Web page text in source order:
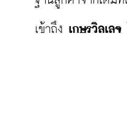
เข้าถึง เกษรวิลเลจ